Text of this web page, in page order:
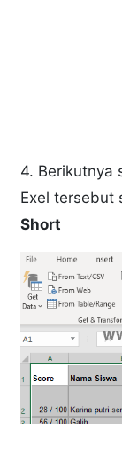
4. Berikutnya
Exel tersebut
Short